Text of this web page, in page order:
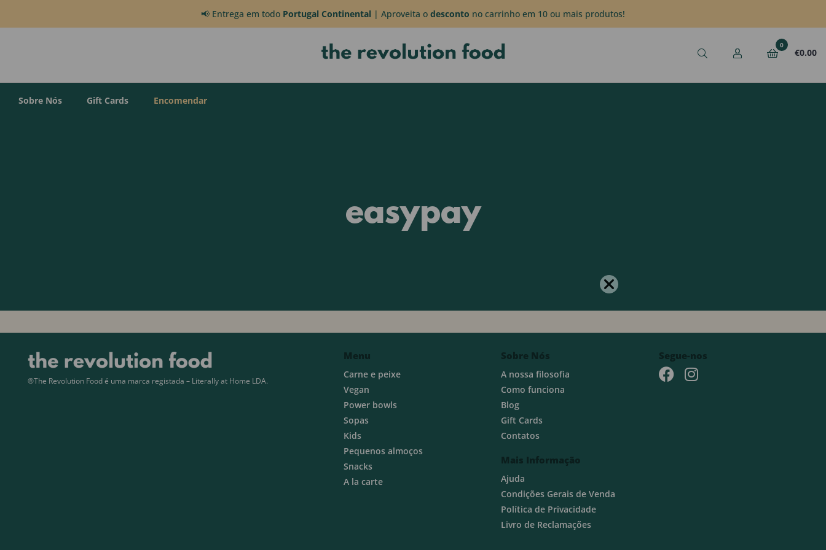
📢 Entrega em todo Portugal Continental | Aproveita o desconto no carrinho em 10 ou mais produtos!
0
€0.00
Sobre Nós Gift Cards Encomendar
easypay
®The Revolution Food é uma marca registada – Literally at Home LDA.
Menu
Carne e peixe
Vegan
Power bowls
Sopas
Kids
Pequenos almoços
Snacks
A la carte
Sobre Nós
A nossa filosofia
Como funciona
Blog
Gift Cards
Contatos
Mais Informação
Ajuda
Condições Gerais de Venda
Política de Privacidade
Livro de Reclamações
Segue-nos